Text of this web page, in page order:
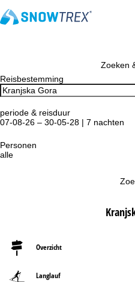
Zoeken
Reisbestemming
periode & reisduur
07-08-26 – 30-05-28 | 7 nachten
Personen
alle
Overzicht
Langlauf